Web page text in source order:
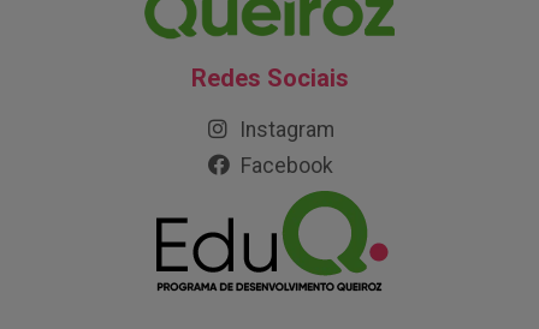
Redes Sociais
Instagram
Facebook